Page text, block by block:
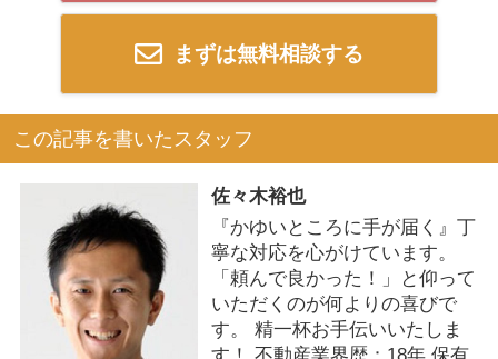
まずは無料相談する
この記事を書いたスタッフ
佐々木裕也
『かゆいところに手が届く』丁
寧な対応を心がけています。
「頼んで良かった！」と仰って
いただくのが何よりの喜びで
す。 精一杯お手伝いいたしま